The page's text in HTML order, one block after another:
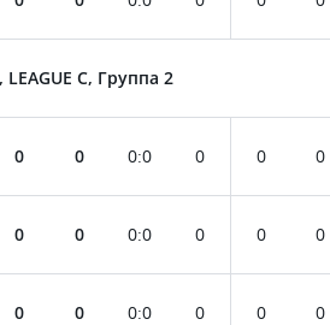
LEAGUE C, Группа 2
0 0 0:0 0 0 0
0 0 0:0 0 0 0
0 0 0:0 0 0 0